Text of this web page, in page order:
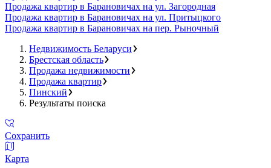
Продажа квартир в Барановичах на ул. Загородная
Продажа квартир в Барановичах на ул. Притыцкого
Продажа квартир в Барановичах на пер. Рыночный
Недвижимость Беларуси
Брестская область
Продажа недвижимости
Продажа квартир
Пинский
Результаты поиска
Сохранить
Карта